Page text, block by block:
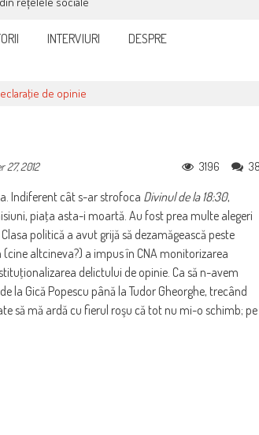
INTERVIURI DESPRE
de opinie
27, 2012 3196
Indiferent cât s-ar strofoca Divinul de la 18:30,
piaţa asta-i moartă. Au fost prea multe alegeri
politică a avut grijă să dezamăgească peste
altcineva?) a impus în CNA monitorizarea
delictului de opinie. Ca să n-avem
la Gică Popescu până la Tudor Gheorghe, trecând
să mă ardă cu fierul roşu că tot nu mi-o schimb; pe